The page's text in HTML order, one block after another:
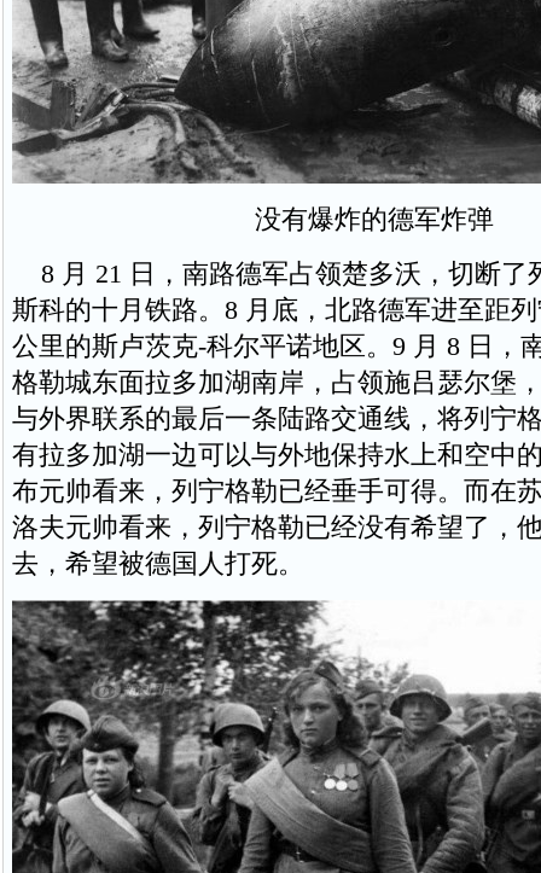
没有爆炸的德军炸弹
8 月 21 日，南路德军占领楚多沃，切断了
斯科的十月铁路。8 月底，北路德军进至距
公里的斯卢茨克-科尔平诺地区。9 月 8 日，
格勒城东面拉多加湖南岸，占领施吕瑟尔堡
与外界联系的最后一条陆路交通线，将列宁
有拉多加湖一边可以与外地保持水上和空中
布元帅看来，列宁格勒已经垂手可得。而在
洛夫元帅看来，列宁格勒已经没有希望了，
去，希望被德国人打死。